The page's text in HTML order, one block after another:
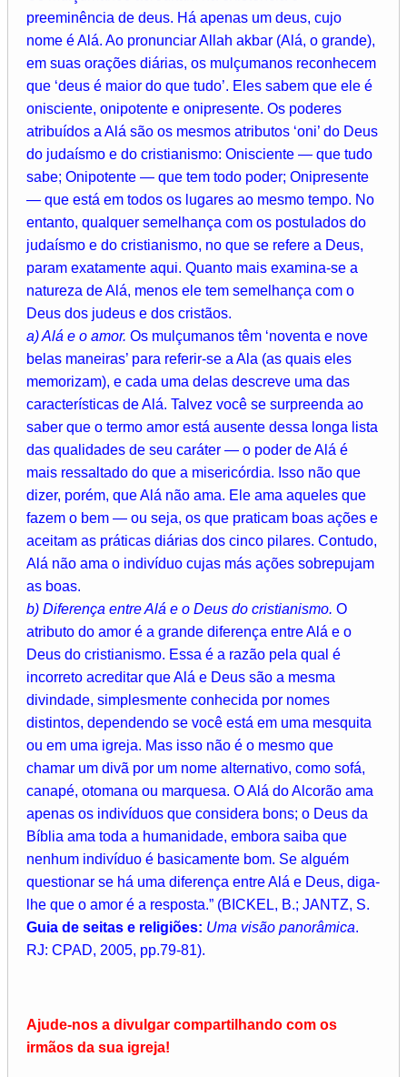
preeminência de deus. Há apenas um deus, cujo
nome é Alá. Ao pronunciar Allah akbar (Alá, o grande),
em suas orações diárias, os mulçumanos reconhecem
que ‘deus é maior do que tudo’. Eles sabem que ele é
onisciente, onipotente e onipresente. Os poderes
atribuídos a Alá são os mesmos atributos ‘oni’ do Deus
do judaísmo e do cristianismo: Onisciente — que tudo
sabe; Onipotente — que tem todo poder; Onipresente
— que está em todos os lugares ao mesmo tempo. No
entanto, qualquer semelhança com os postulados do
judaísmo e do cristianismo, no que se refere a Deus,
param exatamente aqui. Quanto mais examina-se a
natureza de Alá, menos ele tem semelhança com o
Deus dos judeus e dos cristãos.
a) Alá e o amor. Os mulçumanos têm ‘noventa e nove
belas maneiras’ para referir-se a Ala (as quais eles
memorizam), e cada uma delas descreve uma das
características de Alá. Talvez você se surpreenda ao
saber que o termo amor está ausente dessa longa lista
das qualidades de seu caráter — o poder de Alá é
mais ressaltado do que a misericórdia. Isso não que
dizer, porém, que Alá não ama. Ele ama aqueles que
fazem o bem — ou seja, os que praticam boas ações e
aceitam as práticas diárias dos cinco pilares. Contudo,
Alá não ama o indivíduo cujas más ações sobrepujam
as boas.
b) Diferença entre Alá e o Deus do cristianismo. O
atributo do amor é a grande diferença entre Alá e o
Deus do cristianismo. Essa é a razão pela qual é
incorreto acreditar que Alá e Deus são a mesma
divindade, simplesmente conhecida por nomes
distintos, dependendo se você está em uma mesquita
ou em uma igreja. Mas isso não é o mesmo que
chamar um divã por um nome alternativo, como sofá,
canapé, otomana ou marquesa. O Alá do Alcorão ama
apenas os indivíduos que considera bons; o Deus da
Bíblia ama toda a humanidade, embora saiba que
nenhum indivíduo é basicamente bom. Se alguém
questionar se há uma diferença entre Alá e Deus, diga-
lhe que o amor é a resposta.” (BICKEL, B.; JANTZ, S.
Guia de seitas e religiões: Uma visão panorâmica.
RJ: CPAD, 2005, pp.79-81).
Ajude-nos a divulgar compartilhando com os
irmãos da sua igreja!